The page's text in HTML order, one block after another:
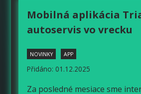
Mobilná aplikácia
autoservis vo vrecku
NOVINKY APP
Přidáno: 01.12.2025
Za posledné mesiace sme